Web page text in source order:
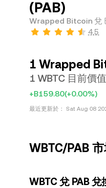
(PAB)
Wrapped Bitcoin 兌
4.5
1 Wrapped
1 WBTC 目前價
+B159.80(+0.00%)
最近更新於： Sat Aug 08
WBTC/PAB
WBTC 兌 PAB 兌